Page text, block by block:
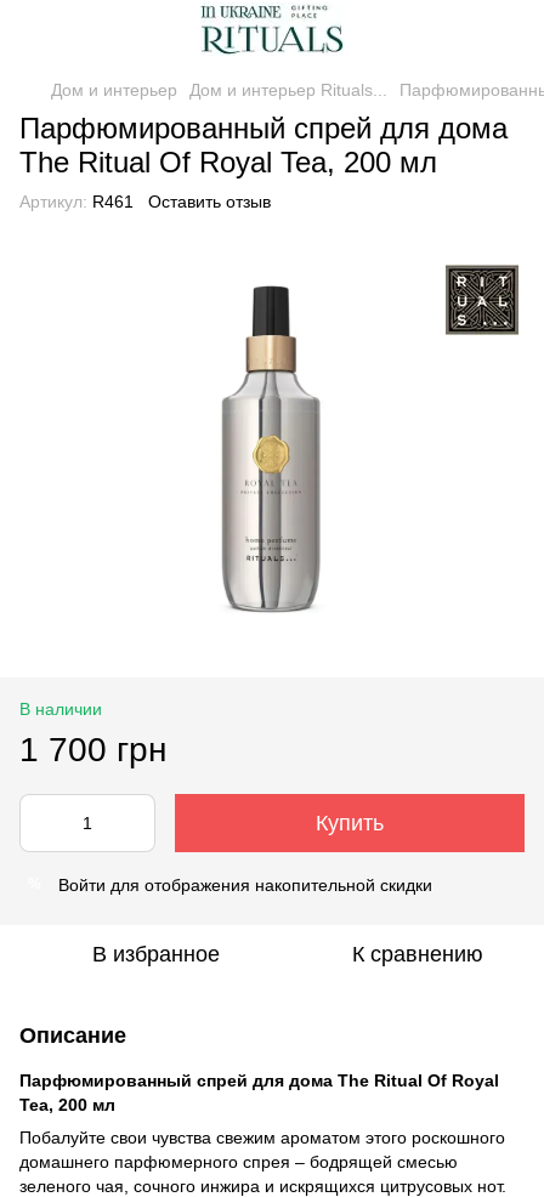
Дом и интерьер Дом и интерьер Rituals...
Парфюмированный спрей для дома
The Ritual Of Royal Tea, 200 мл
Артикул: R461 Оставить отзыв
В наличии
1 700 грн
Купить
Войти для отображения накопительной скидки
В избранное К сравнению
Описание
Парфюмированный спрей для дома The Ritual Of Royal
Tea, 200 мл
Побалуйте свои чувства свежим ароматом этого роскошного
домашнего парфюмерного спрея – бодрящей смесью
зеленого чая, сочного инжира и искрящихся цитрусовых нот.